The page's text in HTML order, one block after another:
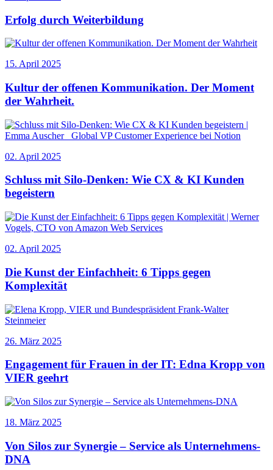
Erfolg durch Weiterbildung
15. April 2025
Kultur der offenen Kommunikation. Der Moment
der Wahrheit.
02. April 2025
Schluss mit Silo-Denken: Wie CX & KI Kunden
begeistern
02. April 2025
Die Kunst der Einfachheit: 6 Tipps gegen
Komplexität
26. März 2025
Engagement für Frauen in der IT: Edna Kropp von
VIER geehrt
18. März 2025
Von Silos zur Synergie – Service als Unternehmens-
DNA